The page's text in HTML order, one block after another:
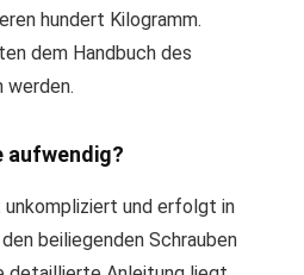
hundert Kilogramm.
dem Handbuch des
werden.
aufwendig?
unkompliziert und erfolgt in
beiliegenden Schrauben